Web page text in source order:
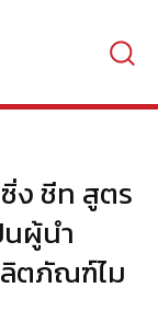
ซิ่ง ชีท สูตร
นผู้นำ
ตภัณฑ์ไม